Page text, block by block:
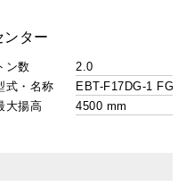
ン数
式・名称
大揚高